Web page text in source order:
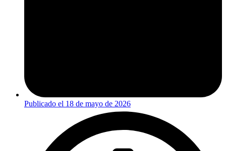
Publicado el 18 de mayo de 2026